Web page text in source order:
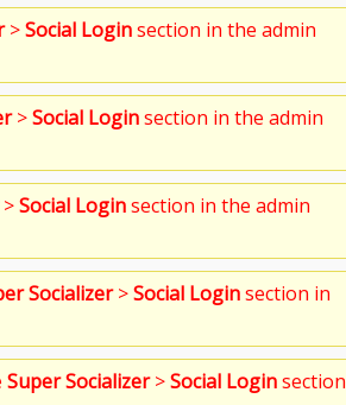
>Social Loginsection in the admin
>Social Loginsection in the admin
>Social Loginsection in the admin
Socializer>Social Loginsection in
Super Socializer>Social Loginsection